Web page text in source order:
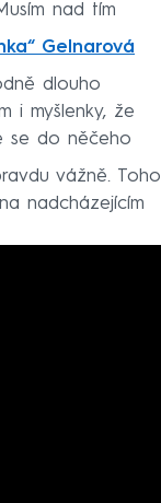
nad tím
Gelnarová
dlouho
i myšlenky, že
se do něčeho
vážně. Toho
nadcházejícím